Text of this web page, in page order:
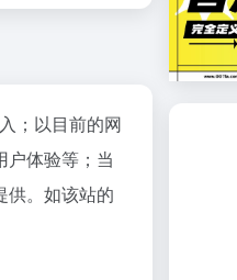
；以目前的网
户体验等；当
供。如该站的